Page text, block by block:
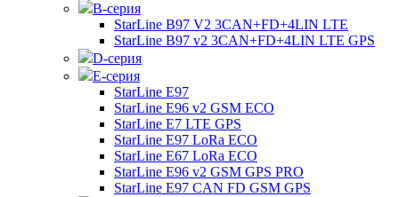
B-серия
StarLine B97 V2 3CAN+FD+4LIN LTE
StarLine B97 v2 3CAN+FD+4LIN LTE GPS
D-серия
E-серия
StarLine E97
StarLine E96 v2 GSM ECO
StarLine E7 LTE GPS
StarLine E97 LoRa ECO
StarLine E67 LoRa ECO
StarLine E96 v2 GSM GPS PRO
StarLine E97 CAN FD GSM GPS